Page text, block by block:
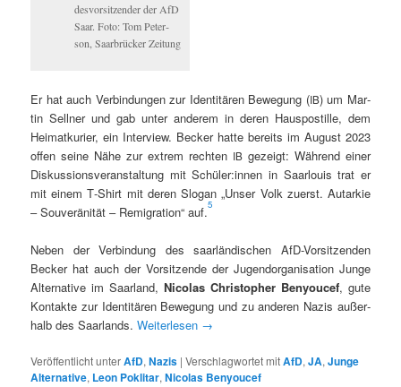
desvor­sitzen­der der AfD
Saar. Foto: Tom Peter­
son, Saar­brück­er Zeitung
Er hat auch Verbindun­gen zur Iden­titären Bewe­gung (IB) um Mar­
tin Sell­ner und gab unter anderem in deren Haus­pos­tille, dem
Heimatkuri­er, ein Inter­view. Beck­er hat­te bere­its im August 2023
offen seine Nähe zur extrem recht­en IBgezeigt: Während ein­er
Diskus­sionsver­anstal­tung mit Schüler:innen in Saar­louis trat er
mit einem T‑Shirt mit deren Slo­gan „Unser Volk zuerst. Autarkie
– Sou­veränität – Rem­i­gra­tion“ auf.5
Neben der Verbindung des saar­ländis­chen AfD-Vor­sitzen­den
Beck­er hat auch der Vor­sitzende der Jugen­dor­gan­i­sa­tion Junge
Alter­na­tive im Saar­land, Nico­las Christo­pher Beny­oucef, gute
Kon­tak­te zur Iden­titären Bewe­gung und zu anderen Nazis außer­
halb des Saar­lands.Weit­er­lesen →
Veröffentlicht unterAfD,Nazis |Verschlagwortet mitAfD,JA,Junge
Alternative, Leon Poklitar,Nicolas Benyoucef